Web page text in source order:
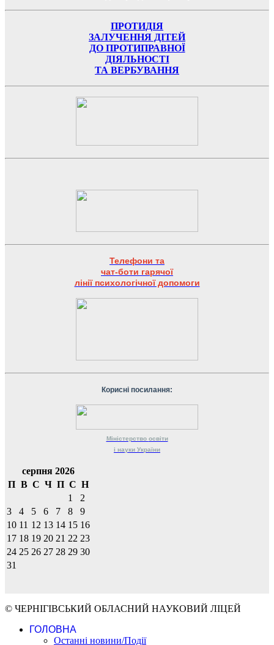
ПРОТИДІЯ
ЗАЛУЧЕННЯ ДІТЕЙ
ДО ПРОТИПРАВНОЇ
ДІЯЛЬНОСТІ
ТА ВЕРБУВАННЯ
Телефони та
чат-боти гарячої
лінії психологічної допомоги
Корисні посилання:
Міністерство освіти
і науки України
серпня 2026
П В С Ч П С Н
1
2
3
4 5 6 7 8
9
10 11 12 13 14 15 16
17 18 19 20 21 22 23
24 25 26 27 28 29 30
31
© ЧЕРНІГІВСЬКИЙ ОБЛАСНИЙ НАУКОВИЙ ЛІЦЕЙ
ГОЛОВНА
Останні новини/Події